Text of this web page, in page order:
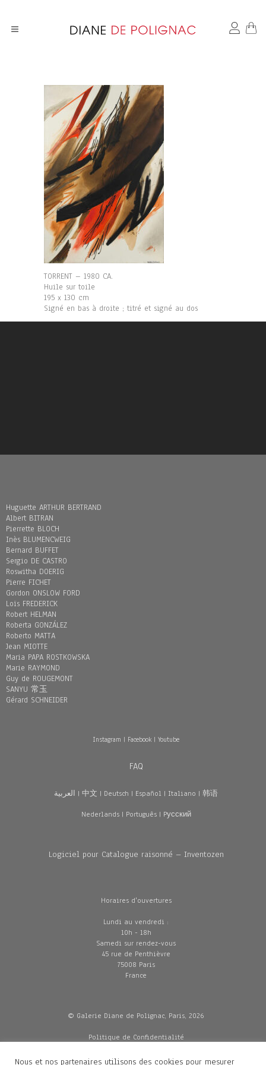
TORRENT – 1980 CA.
Huile sur toile
195 x 130 cm
Signé en bas à droite ; titré et signé au dos
Huguette ARTHUR BERTRAND
Albert BITRAN
Pierrette BLOCH
Inès BLUMENCWEIG
Bernard BUFFET
Sergio DE CASTRO
Roswitha DOERIG
Pierre FICHET
Gordon ONSLOW FORD
Loïs FREDERICK
Robert HELMAN
Roberta GONZÁLEZ
Roberto MATTA
Jean MIOTTE
Maria PAPA ROSTKOWSKA
Marie RAYMOND
Guy de ROUGEMONT
SANYU 常玉
Gérard SCHNEIDER
Instagram | Facebook| Youtube
FAQ
العربية | 中文 | Deutsch | Español | Italiano | 韩语
Nederlands| Português| Pусский
Logiciel pour Catalogue raisonné – Inventozen
Horaires d'ouvertures
Lundi au vendredi :
10h - 18h
Samedi sur rendez-vous
45 rue de Penthièvre
75008 Paris
France
© Galerie Diane de Polignac, Paris, 2026
Politique de Confidentialité
Mentions légales
Nous et nos partenaires utilisons des cookies pour mesurer